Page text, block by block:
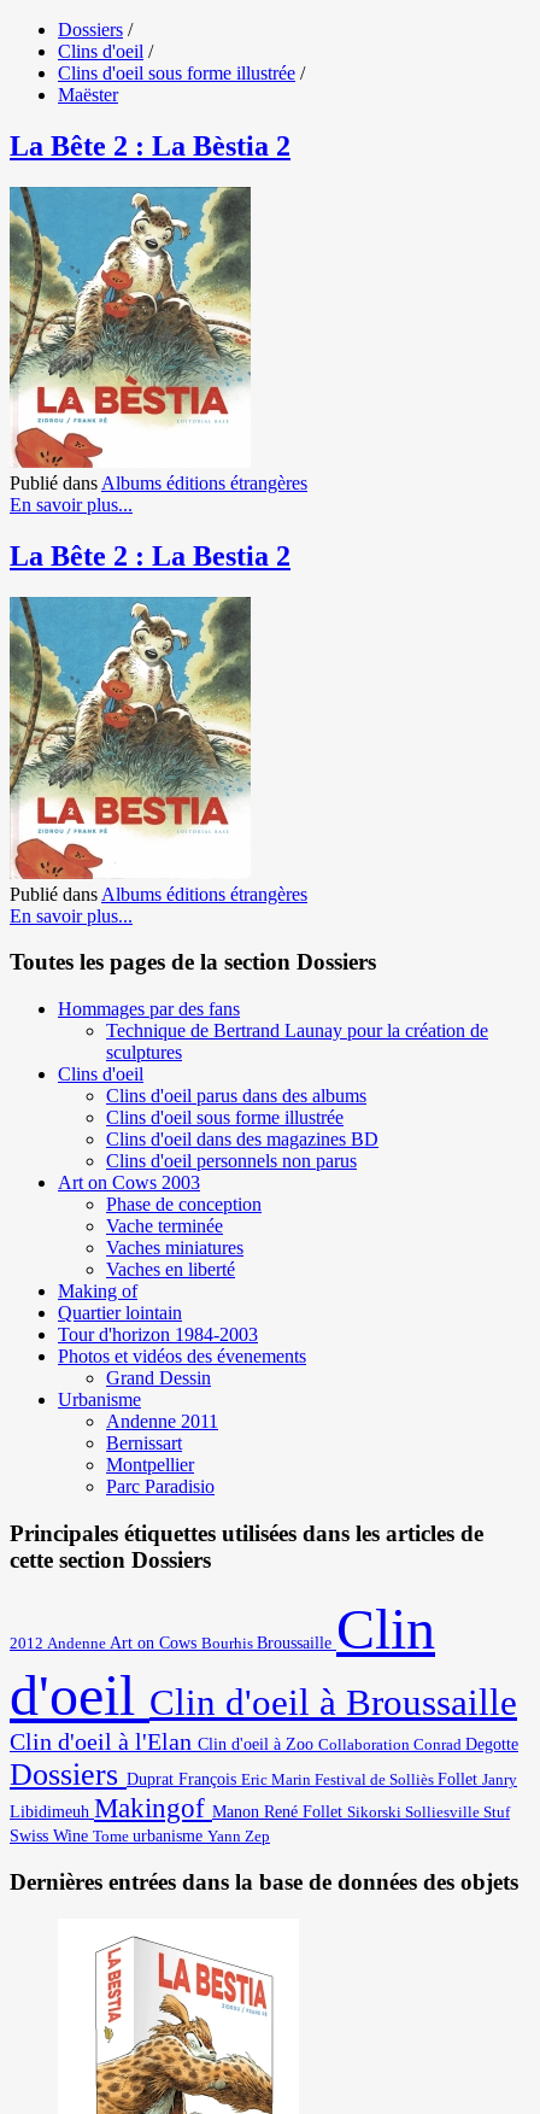
Dossiers /
Clins d'oeil /
Clins d'oeil sous forme illustrée /
Maëster
La Bête 2 : La Bèstia 2
Publié dans Albums éditions étrangères
En savoir plus...
La Bête 2 : La Bestia 2
Publié dans Albums éditions étrangères
En savoir plus...
Toutes les pages de la section Dossiers
Hommages par des fans
Technique de Bertrand Launay pour la création de
sculptures
Clins d'oeil
Clins d'oeil parus dans des albums
Clins d'oeil sous forme illustrée
Clins d'oeil dans des magazines BD
Clins d'oeil personnels non parus
Art on Cows 2003
Phase de conception
Vache terminée
Vaches miniatures
Vaches en liberté
Making of
Quartier lointain
Tour d'horizon 1984-2003
Photos et vidéos des évenements
Grand Dessin
Urbanisme
Andenne 2011
Bernissart
Montpellier
Parc Paradisio
Principales étiquettes utilisées dans les articles de
cette section Dossiers
2012 Andenne Art on Cows Bourhis Broussaille Clin
d'oeil Clin d'oeil à Broussaille
Clin d'oeil à l'Elan Clin d'oeil à Zoo Collaboration Conrad Degotte
Dossiers Duprat François Eric Marin Festival de Solliès Follet Janry
Libidimeuh Makingof Manon René Follet Sikorski Solliesville Stuf
Swiss Wine Tome urbanisme Yann Zep
Dernières entrées dans la base de données des objets